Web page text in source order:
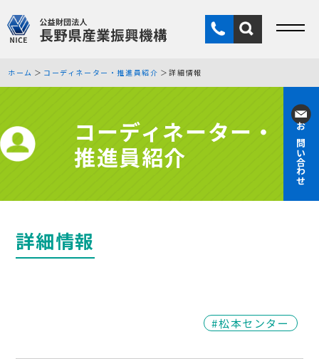
お問い合わせ
ホーム コーディネーター・推進員紹介 詳細情報
コーディネーター・
推進員紹介
詳細情報
#松本センター